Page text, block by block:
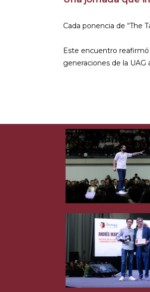
Cada ponencia de “The
Este encuentro reafirmó
generaciones de la